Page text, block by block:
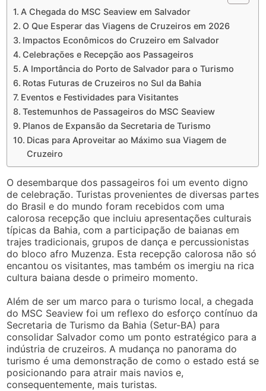
A Chegada do MSC Seaview em Salvador
O Que Esperar das Viagens de Cruzeiros em 2026
Impactos Econômicos do Cruzeiro em Salvador
Celebrações e Recepção aos Passageiros
A Importância do Porto de Salvador para o Turismo
Rotas Futuras de Cruzeiros no Sul da Bahia
Eventos e Festividades para Visitantes
Testemunhos de Passageiros do MSC Seaview
Planos de Expansão da Secretaria de Turismo
Dicas para Aproveitar ao Máximo sua Viagem de
Cruzeiro
O desembarque dos passageiros foi um evento digno
de celebração. Turistas provenientes de diversas partes
do Brasil e do mundo foram recebidos com uma
calorosa recepção que incluiu apresentações culturais
típicas da Bahia, com a participação de baianas em
trajes tradicionais, grupos de dança e percussionistas
do bloco afro Muzenza. Esta recepção calorosa não só
encantou os visitantes, mas também os imergiu na rica
cultura baiana desde o primeiro momento.
Além de ser um marco para o turismo local, a chegada
do MSC Seaview foi um reflexo do esforço contínuo da
Secretaria de Turismo da Bahia (Setur-BA) para
consolidar Salvador como um ponto estratégico para a
indústria de cruzeiros. A mudança no panorama do
turismo é uma demonstração de como o estado está se
posicionando para atrair mais navios e,
consequentemente, mais turistas.